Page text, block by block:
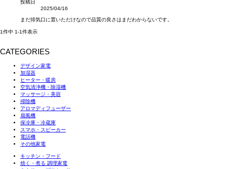
投稿日
2025/04/16
まだ排気口に置いただけなので品質の良さはまだわからないです。
1件中 1-1件表示
CATEGORIES
デザイン家電
加湿器
ヒーター・暖房
空気清浄機・除湿機
マッサージ・美容
掃除機
アロマディフューザー
扇風機
保冷庫・冷蔵庫
スマホ・スピーカー
電話機
その他家電
キッチン・フード
焼く・煮る 調理家電